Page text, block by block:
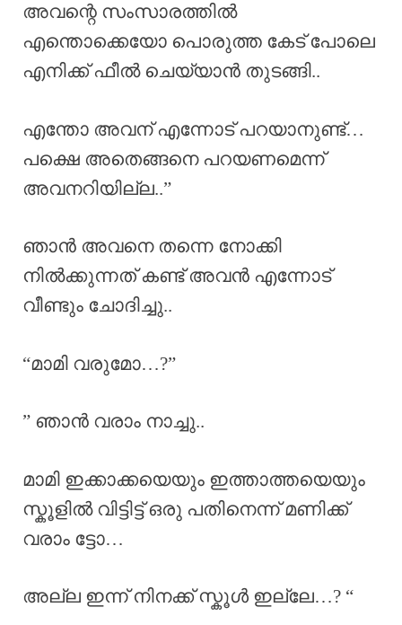
അവന്റെ സംസാരത്തിൽ
എന്തൊക്കെയോ പൊരുത്ത കേട് പോലെ
എനിക്ക് ഫീൽ ചെയ്യാൻ തുടങ്ങി..
എന്തോ അവന് എന്നോട് പറയാനുണ്ട്…
പക്ഷെ അതെങ്ങനെ പറയണമെന്ന്
അവനറിയില്ല..”
ഞാൻ അവനെ തന്നെ നോക്കി
നിൽക്കുന്നത് കണ്ട് അവൻ എന്നോട്
വീണ്ടും ചോദിച്ചു..
“മാമി വരുമോ…?”
” ഞാൻ വരാം നാച്ചു..
മാമി ഇക്കാക്കയെയും ഇത്താത്തയെയും
സ്കൂളിൽ വിട്ടിട്ട് ഒരു പതിനെന്ന് മണിക്ക്
വരാം ട്ടോ…
അല്ല ഇന്ന് നിനക്ക് സ്കൂൾ ഇല്ലേ…? “